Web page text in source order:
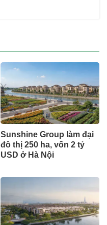
Sunshine Group làm đại
đô thị 250 ha, vốn 2 tỷ
USD ở Hà Nội